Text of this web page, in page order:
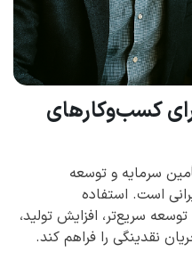
کسب‌وکارهای
سرمایه و توسعه
است. استفاده
سریع‌تر، افزایش تولید،
نقدینگی را فراهم کند.